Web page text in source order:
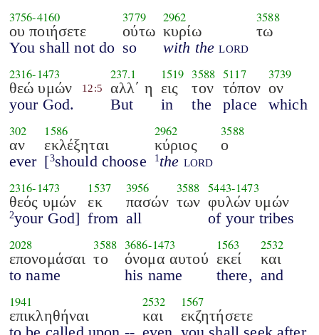
3756-4160
ου ποιήσετε
You shall not do
3779
ούτω
so
2962
κυρίω
with the lord
3588
τω
2316-1473
θεώ υμών
your God.
12:5
237.1
αλλ΄ η
But
1519
εις
in
3588
τον
the
5117
τόπον
place
3739
ον
which
302
αν
ever
1586
εκλέξηται
[3should choose
2962
κύριος
1 the lord
3588
ο
2316-1473
θεός υμών
2your God]
1537
εκ
from
3956
πασών
all
3588
των
5443-1473
φυλών υμών
of your tribes
2028
επονομάσαι
to name
3588
το
3686-1473
όνομα αυτού
his name
1563
εκεί
there,
2532
και
and
1941
επικληθήναι
2532
και
1567
εκζητήσετε